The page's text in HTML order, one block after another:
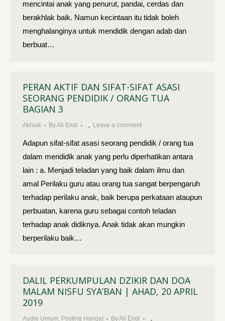
mencintai anak yang penurut, pandai, cerdas dan
berakhlak baik. Namun kecintaan itu tidak boleh
menghalanginya untuk mendidik dengan adab dan
berbuat…
PERAN AKTIF DAN SIFAT-SIFAT ASASI
SEORANG PENDIDIK / ORANG TUA
BAGIAN 3
Akhlak ByAli Endi Leave a comment
Adapun sifat-sifat asasi seorang pendidik / orang tua
dalam mendidik anak yang perlu diperhatikan antara
lain : a. Menjadi teladan yang baik dalam ilmu dan
amal Perilaku guru atau orang tua sangat berpengaruh
terhadap perilaku anak, baik berupa perkataan ataupun
perbuatan, karena guru sebagai contoh teladan
terhadap anak didiknya. Anak tidak akan mungkin
berperilaku baik…
DALIL PERKUMPULAN DZIKIR DAN DOA
MALAM NISFU SYA’BAN | AHAD, 20 APRIL
2019
Audio Umum, Posting Hangat ByAli Endi